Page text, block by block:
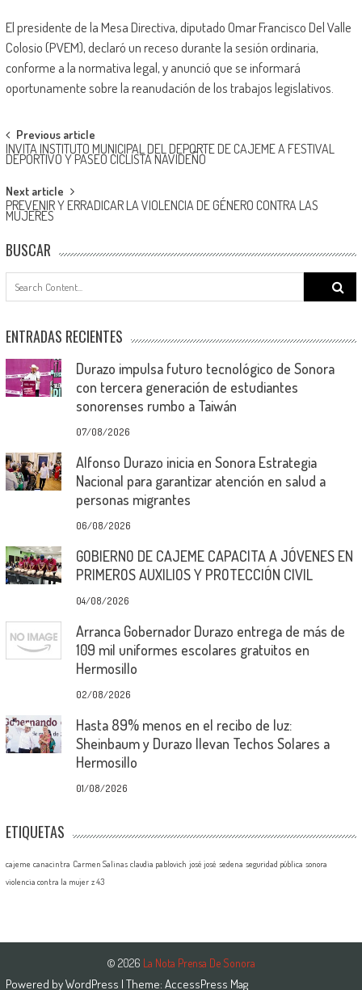
El presidente de la Mesa Directiva, diputado Omar Francisco Del Valle
Colosio (PVEM), declaró un receso durante la sesión ordinaria,
conforme a la normativa legal, y anunció que se informará
oportunamente sobre la reanudación de los trabajos legislativos.
Post
navigation
Previous article
INVITA INSTITUTO MUNICIPAL DEL DEPORTE DE CAJEME A FESTIVAL
DEPORTIVO Y PASEO CICLISTA NAVIDEÑO
Next article
PREVENIR Y ERRADICAR LA VIOLENCIA DE GÉNERO CONTRA LAS
MUJERES
BUSCAR
Search
for:
ENTRADAS RECIENTES
Durazo impulsa futuro tecnológico de Sonora
con tercera generación de estudiantes
sonorenses rumbo a Taiwán
07/08/2026
Alfonso Durazo inicia en Sonora Estrategia
Nacional para garantizar atención en salud a
personas migrantes
06/08/2026
GOBIERNO DE CAJEME CAPACITA A JÓVENES EN
PRIMEROS AUXILIOS Y PROTECCIÓN CIVIL
04/08/2026
Arranca Gobernador Durazo entrega de más de
109 mil uniformes escolares gratuitos en
Hermosillo
02/08/2026
Hasta 89% menos en el recibo de luz:
Sheinbaum y Durazo llevan Techos Solares a
Hermosillo
01/08/2026
ETIQUETAS
cajeme canacintra Carmen Salinas claudia pablovich josé josé sedena seguridad pública sonora
violencia contra la mujer z 43
© 2026 La Nota Prensa De Sonora
Powered byWordPress | Theme: AccessPress Mag